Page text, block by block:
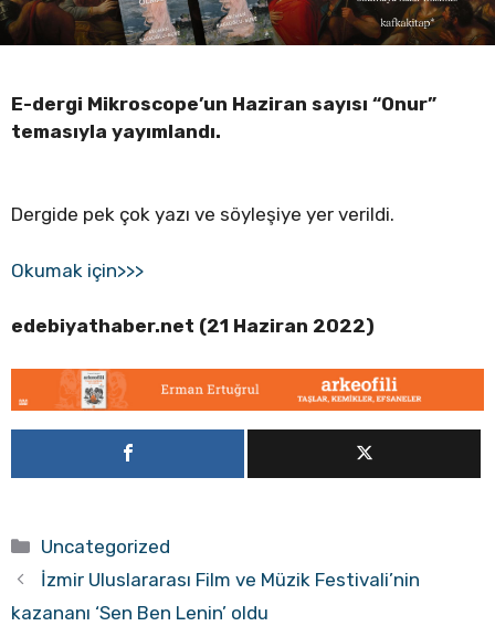
E-dergi Mikroscope’un Haziran sayısı “Onur”
temasıyla yayımlandı.
Dergide pek çok yazı ve söyleşiye yer verildi.
Okumak için>>>
edebiyathaber.net (21 Haziran 2022)
Kategoriler
Uncategorized
İzmir Uluslararası Film ve Müzik Festivali’nin
kazananı ‘Sen Ben Lenin’ oldu